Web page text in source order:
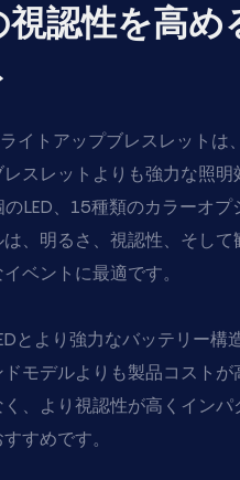
認性を高め
イトアップブレスレットは
スレットよりも強力な照
LED、15種類のカラーオ
、明るさ、視認性、そし
ベントに最適です。
とより強力なバッテリー構
モデルよりも製品コスト
、より視認性が高くインパ
すめです。